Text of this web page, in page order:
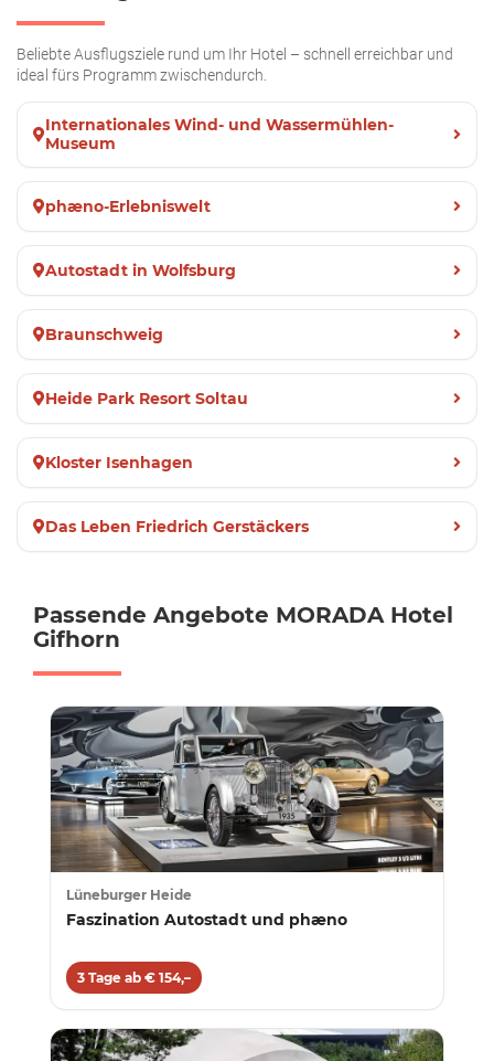
Beliebte Ausflugsziele rund um Ihr Hotel – schnell erreichbar und
ideal fürs Programm zwischendurch.
Internationales Wind- und Wassermühlen-
Museum
phæno-Erlebniswelt
Autostadt in Wolfsburg
Braunschweig
Heide Park Resort Soltau
Kloster Isenhagen
Das Leben Friedrich Gerstäckers
Passende Angebote MORADA Hotel
Gifhorn
Lüneburger Heide
Faszination Autostadt und phæno
3 Tage ab € 154,–